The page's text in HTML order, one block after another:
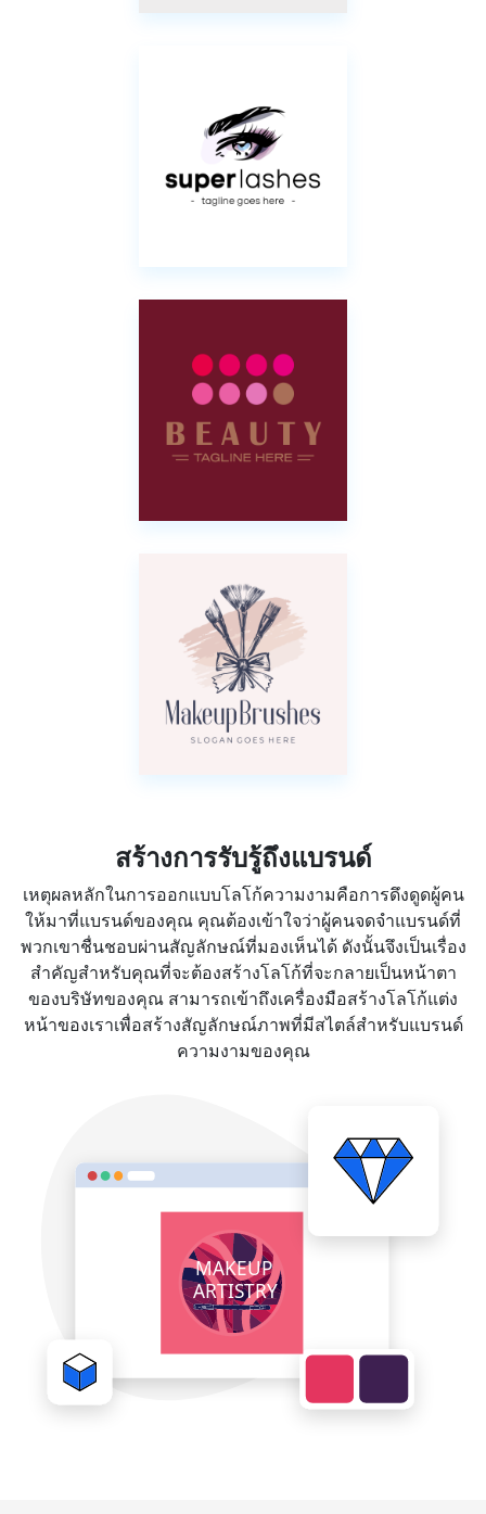
สร้างการรับรู้ถึงแบรนด์
เหตุผลหลักในการออกแบบโลโก้ความงามคือการดึงดูดผู้คน
ให้มาที่แบรนด์ของคุณ คุณต้องเข้าใจว่าผู้คนจดจำแบรนด์ที่
พวกเขาชื่นชอบผ่านสัญลักษณ์ที่มองเห็นได้ ดังนั้นจึงเป็นเรื่อง
สำคัญสำหรับคุณที่จะต้องสร้างโลโก้ที่จะกลายเป็นหน้าตา
ของบริษัทของคุณ สามารถเข้าถึงเครื่องมือสร้างโลโก้แต่ง
หน้าของเราเพื่อสร้างสัญลักษณ์ภาพที่มีสไตล์สำหรับแบรนด์
ความงามของคุณ